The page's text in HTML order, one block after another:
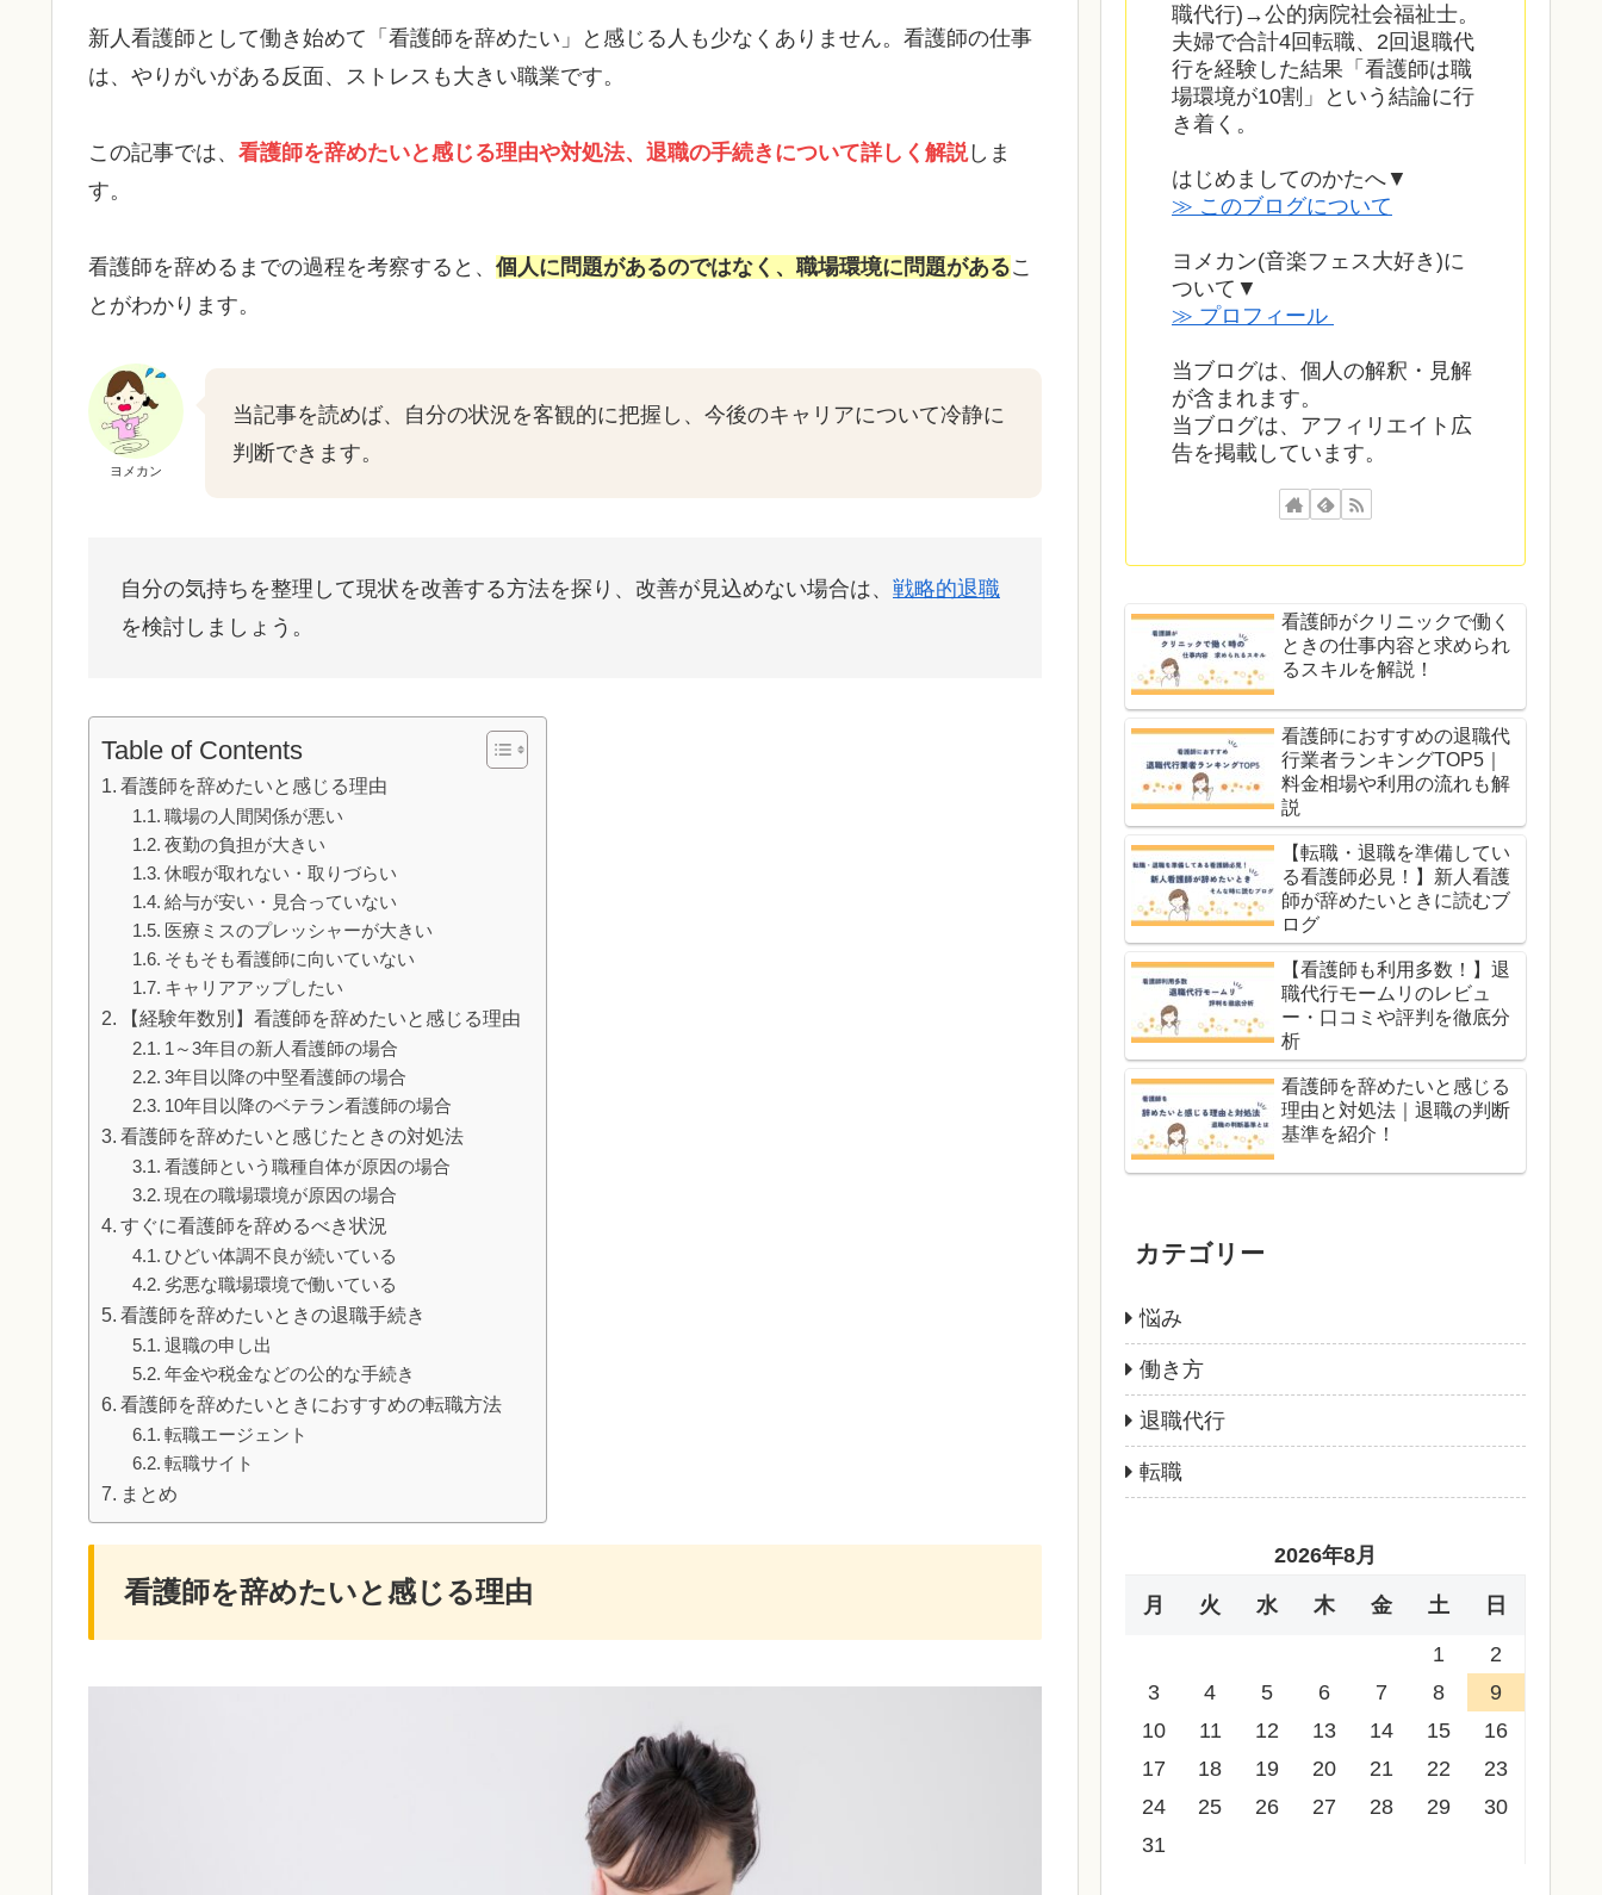
新人看護師として働き始めて「看護師を辞めたい」と感じる人も少なくありません。看護師の仕事
は、やりがいがある反面、ストレスも大きい職業です。
この記事では、 看護師を辞めたいと感じる理由や対処法、退職の手続きについて詳しく解説しま
す。
看護師を辞めるまでの過程を考察すると、 個人に問題があるのではなく、職場環境に問題があるこ
とがわかります。
ヨメカン
当記事を読めば、自分の状況を客観的に把握し、今後のキャリアについて冷静に
判断できます。
自分の気持ちを整理して現状を改善する方法を探り、改善が見込めない場合は、 戦略的退職
を検討しましょう。
Table of Contents
看護師を辞めたいと感じる理由
職場の人間関係が悪い
夜勤の負担が大きい
休暇が取れない・取りづらい
給与が安い・見合っていない
医療ミスのプレッシャーが大きい
そもそも看護師に向いていない
キャリアアップしたい
【経験年数別】看護師を辞めたいと感じる理由
1～3年目の新人看護師の場合
3年目以降の中堅看護師の場合
10年目以降のベテラン看護師の場合
看護師を辞めたいと感じたときの対処法
看護師という職種自体が原因の場合
現在の職場環境が原因の場合
すぐに看護師を辞めるべき状況
ひどい体調不良が続いている
劣悪な職場環境で働いている
看護師を辞めたいときの退職手続き
退職の申し出
年金や税金などの公的な手続き
看護師を辞めたいときにおすすめの転職方法
転職エージェント
転職サイト
まとめ
看護師を辞めたいと感じる理由
職代行)→公的病院社会福祉士。
夫婦で合計4回転職、2回退職代
行を経験した結果「看護師は職
場環境が10割」という結論に行
き着く。
はじめましてのかたへ▼
≫ このブログについて
ヨメカン(音楽フェス大好き)に
ついて▼
≫ プロフィール
当ブログは、個人の解釈・見解
が含まれます。
当ブログは、アフィリエイト広
告を掲載しています。
看護師がクリニックで働く
ときの仕事内容と求められ
るスキルを解説！
看護師におすすめの退職代
行業者ランキングTOP5｜
料金相場や利用の流れも解
説
【転職・退職を準備してい
る看護師必見！】新人看護
師が辞めたいときに読むブ
ログ
【看護師も利用多数！】退
職代行モームリのレビュ
ー・口コミや評判を徹底分
析
看護師を辞めたいと感じる
理由と対処法｜退職の判断
基準を紹介！
カテゴリー
悩み
働き方
退職代行
転職
2026年8月
月 火 水 木 金 土 日
1
2
3
4 5 6 7 8
9
10
11 12 13 14 15
16
17
18 19 20 21 22
23
24
25 26 27 28 29
30
31